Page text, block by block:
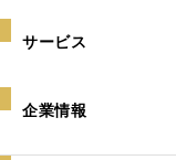
サービス
企業情報